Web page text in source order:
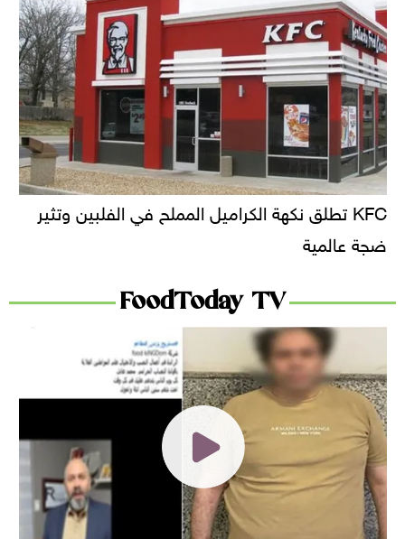
KFC تطلق نكهة الكراميل المملح في الفلبين وتثير
ضجة عالمية
FoodToday TV